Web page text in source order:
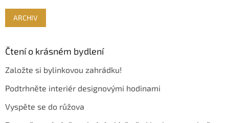
ARCHIV
Čtení o krásném bydlení
Založte si bylinkovou zahrádku!
Podtrhněte interiér designovými hodinami
Vyspěte se do růžova